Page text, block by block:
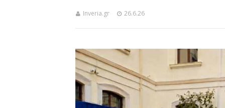
Inveria.gr 26.6.26